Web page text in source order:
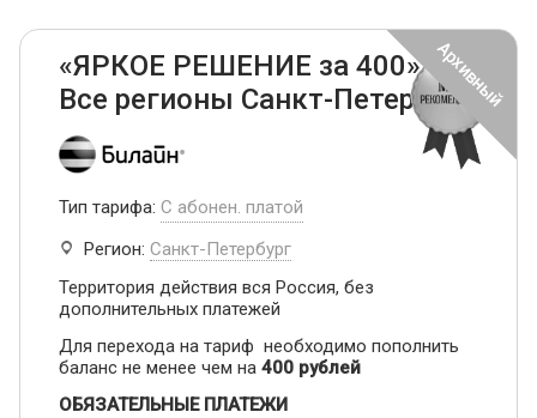
«ЯРКОЕ РЕШЕНИЕ за 400» -
Все регионы Санкт-Петербург
Тип тарифа: С абонен. платой
Регион: Санкт-Петербург
Территория действия вся Россия, без
дополнительных платежей
Для перехода на тариф необходимо пополнить
баланс не менее чем на 400 рублей
ОБЯЗАТЕЛЬНЫЕ ПЛАТЕЖИ